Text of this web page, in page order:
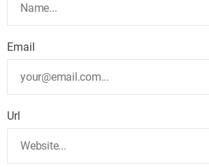
Email
Url